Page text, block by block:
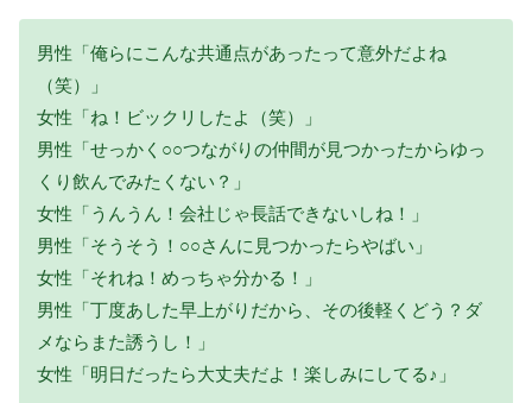
男性「俺らにこんな共通点があったって意外だよね
（笑）」
女性「ね！ビックリしたよ（笑）」
男性「せっかく○○つながりの仲間が見つかったからゆっ
くり飲んでみたくない？」
女性「うんうん！会社じゃ長話できないしね！」
男性「そうそう！○○さんに見つかったらやばい」
女性「それね！めっちゃ分かる！」
男性「丁度あした早上がりだから、その後軽くどう？ダ
メならまた誘うし！」
女性「明日だったら大丈夫だよ！楽しみにしてる♪」